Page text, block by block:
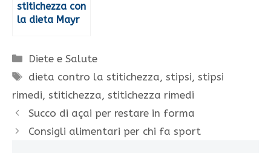
stitichezza con
la dieta Mayr
Categorie
Diete e Salute
Tag
dieta contro la stitichezza,stipsi,stipsi
rimedi, stitichezza, stitichezza rimedi
Succo di açai per restare in forma
Consigli alimentari per chi fa sport